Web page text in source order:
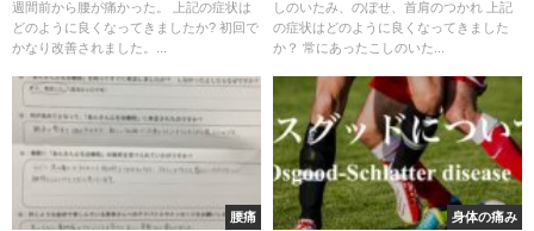
週間前から腰が痛かった。 上記の症状は
どのように良くなってきましたか? 初回で
かなり改善されました。...
しのいたみ、のぼせ、首肩のつかれ 上記
の症状はどのように良くなってきました
か？ 常にあったこしのいた...
腰痛 身体の痛み